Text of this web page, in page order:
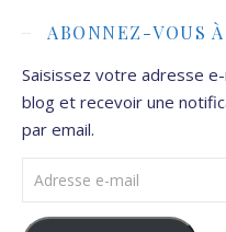
ABONNEZ-VOUS
Saisissez votre adresse
blog et recevoir une
par email.
Adresse e-mail